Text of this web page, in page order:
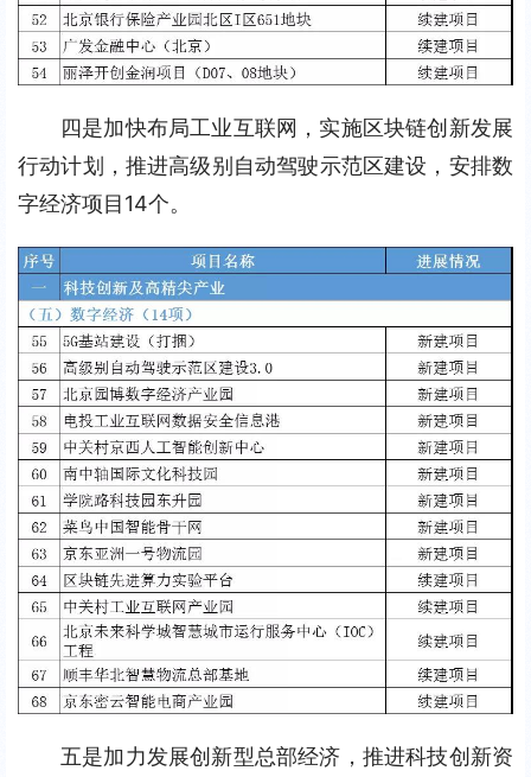
四是加快布局工业互联网，实施区块链创新发展
行动计划，推进高级别自动驾驶示范区建设，安排数
字经济项目14个。
五是加力发展创新型总部经济，推进科技创新资